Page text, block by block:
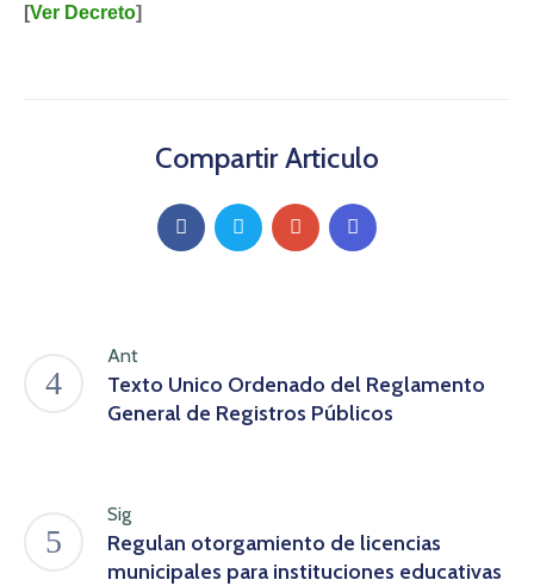
[Ver Decreto]
Compartir Articulo
Ant
Texto Unico Ordenado del Reglamento
General de Registros Públicos
Sig
Regulan otorgamiento de licencias
municipales para instituciones educativas